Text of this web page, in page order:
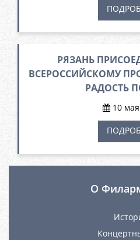
РЯЗАНЬ
ВСЕРОССИЙСКОМУ
РАДОСТЬ
10
О